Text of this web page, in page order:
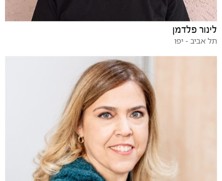
לינור פלדמן
תל אביב - יפו